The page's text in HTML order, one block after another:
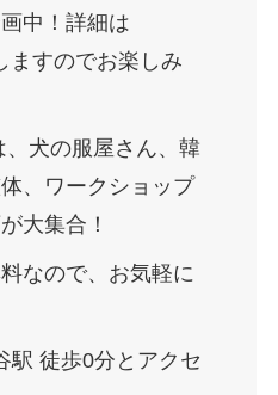
中！詳細は
ますのでお楽しみ
犬の服屋さん、韓
、ワークショップ
大集合！
なので、お気軽に
駅 徒歩0分とアクセ